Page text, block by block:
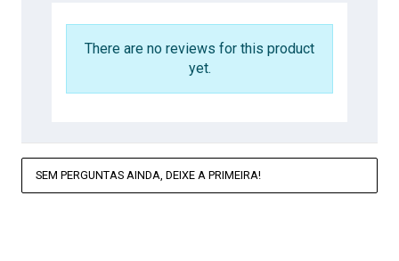
There are no reviews for this product
yet.
SEM PERGUNTAS AINDA, DEIXE A PRIMEIRA!